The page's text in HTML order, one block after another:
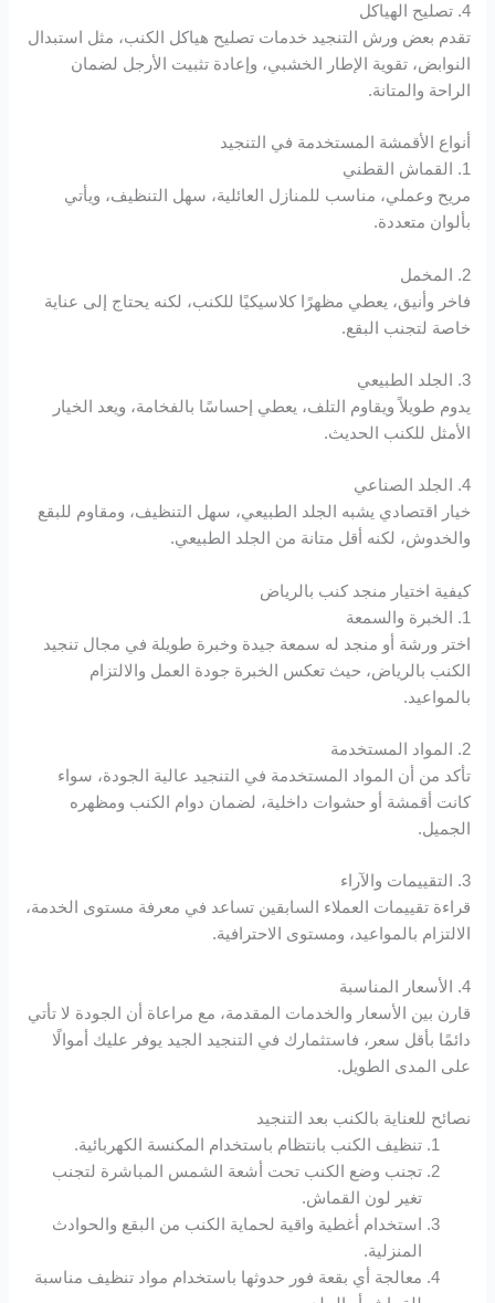
Hacklink panel
Hacklink panel
Hacklink panel
Hacklink panel
Illuminati
Hacklink
Hacklink Panel
Hacklink Panel
Masal oku
Hacklink Panel
Masal Oku
Hacklink
Hacklink panel
Hacklink panel
4. تصليح الهياكل
تقدم بعض ورش التنجيد خدمات تصليح هياكل الكنب، مثل استبدال
النوابض، تقوية الإطار الخشبي، وإعادة تثبيت الأرجل لضمان
الراحة والمتانة.
أنواع الأقمشة المستخدمة في التنجيد
1. القماش القطني
مريح وعملي، مناسب للمنازل العائلية، سهل التنظيف، ويأتي
بألوان متعددة.
2. المخمل
فاخر وأنيق، يعطي مظهرًا كلاسيكيًا للكنب، لكنه يحتاج إلى عناية
خاصة لتجنب البقع.
3. الجلد الطبيعي
يدوم طويلاً ويقاوم التلف، يعطي إحساسًا بالفخامة، ويعد الخيار
الأمثل للكنب الحديث.
4. الجلد الصناعي
خيار اقتصادي يشبه الجلد الطبيعي، سهل التنظيف، ومقاوم للبقع
والخدوش، لكنه أقل متانة من الجلد الطبيعي.
كيفية اختيار منجد كنب بالرياض
1. الخبرة والسمعة
اختر ورشة أو منجد له سمعة جيدة وخبرة طويلة في مجال تنجيد
الكنب بالرياض، حيث تعكس الخبرة جودة العمل والالتزام
بالمواعيد.
2. المواد المستخدمة
تأكد من أن المواد المستخدمة في التنجيد عالية الجودة، سواء
كانت أقمشة أو حشوات داخلية، لضمان دوام الكنب ومظهره
الجميل.
3. التقييمات والآراء
قراءة تقييمات العملاء السابقين تساعد في معرفة مستوى الخدمة،
الالتزام بالمواعيد، ومستوى الاحترافية.
4. الأسعار المناسبة
قارن بين الأسعار والخدمات المقدمة، مع مراعاة أن الجودة لا تأتي
دائمًا بأقل سعر، فاستثمارك في التنجيد الجيد يوفر عليك أموالًا
على المدى الطويل.
نصائح للعناية بالكنب بعد التنجيد
تنظيف الكنب بانتظام باستخدام المكنسة الكهربائية.
تجنب وضع الكنب تحت أشعة الشمس المباشرة لتجنب
تغير لون القماش.
استخدام أغطية واقية لحماية الكنب من البقع والحوادث
المنزلية.
معالجة أي بقعة فور حدوثها باستخدام مواد تنظيف مناسبة